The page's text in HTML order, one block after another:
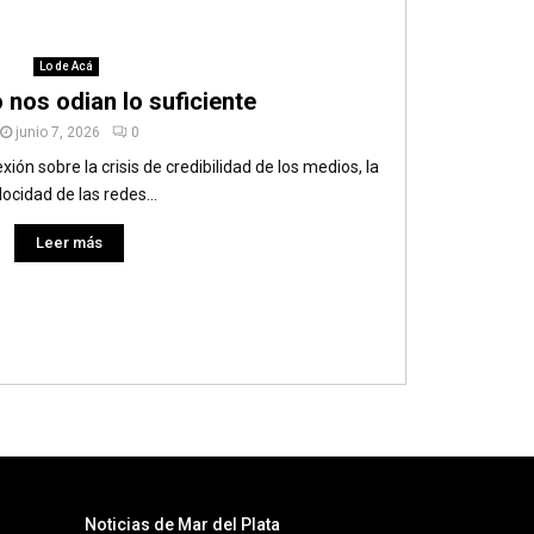
Lo de Acá
nos odian lo suficiente
junio 7, 2026 0
sobre la crisis de credibilidad de los medios, la
de las redes...
Leer más
Noticias de Mar del Plata